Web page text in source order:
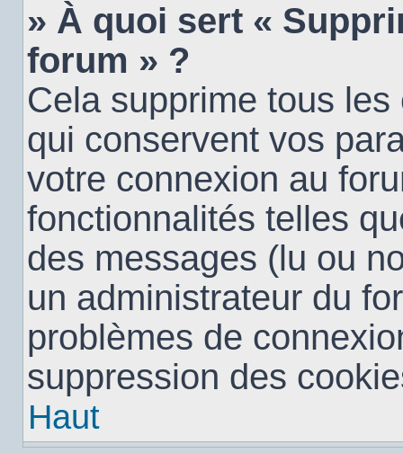
» À quoi sert «
forum » ?
Cela supprime tous
qui conservent vos
votre connexion au
fonctionnalités telles
des messages (lu ou
un administrateur du
problèmes de
suppression des
Haut